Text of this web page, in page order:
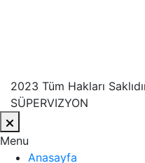
2023 Tüm Hakları
SÜPERVIZYON
Menu
Anasayfa